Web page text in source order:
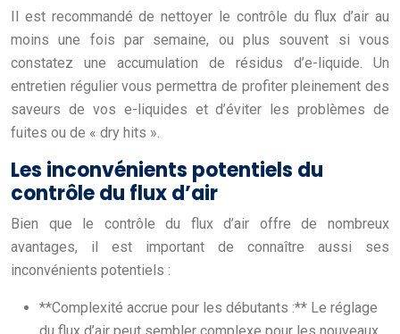
Il est recommandé de nettoyer le contrôle du flux d’air au
moins une fois par semaine, ou plus souvent si vous
constatez une accumulation de résidus d’e-liquide. Un
entretien régulier vous permettra de profiter pleinement des
saveurs de vos e-liquides et d’éviter les problèmes de
fuites ou de « dry hits ».
Les inconvénients potentiels du
contrôle du flux d’air
Bien que le contrôle du flux d’air offre de nombreux
avantages, il est important de connaître aussi ses
inconvénients potentiels :
**Complexité accrue pour les débutants :** Le réglage